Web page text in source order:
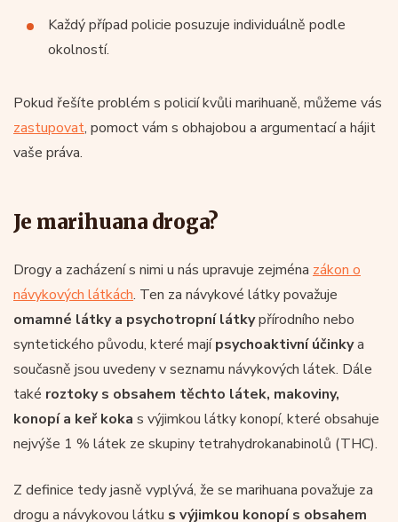
Každý případ policie posuzuje individuálně podle
okolností.
Pokud řešíte problém s policií kvůli marihuaně, můžeme vás
zastupovat, pomoct vám s obhajobou a argumentací a hájit
vaše práva.
Je marihuana droga?
Drogy a zacházení s nimi u nás upravuje zejména zákon o
návykových látkách. Ten za návykové látky považuje
omamné látky a psychotropní látkypřírodního nebo
syntetického původu, které majípsychoaktivní účinkya
současně jsou uvedeny v seznamu návykových látek. Dále
také roztoky s obsahem těchto látek, makoviny,
konopí a keř koka s výjimkou látky konopí, které obsahuje
nejvýše 1 % látek ze skupiny tetrahydrokanabinolů (THC).
Z definice tedy jasně vyplývá, že se marihuana považuje za
drogu a návykovou látku s výjimkou konopí s obsahem